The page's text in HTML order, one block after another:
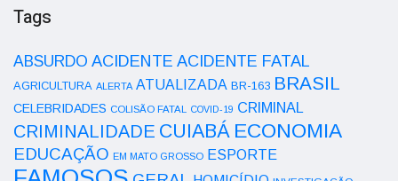
Tags
ABSURDO ACIDENTE ACIDENTE FATAL
AGRICULTURA ALERTA ATUALIZADA BR-163 BRASIL
CELEBRIDADES COLISÃO FATAL COVID-19 CRIMINAL
CRIMINALIDADE CUIABÁ ECONOMIA
EDUCAÇÃO EM MATO GROSSO ESPORTE